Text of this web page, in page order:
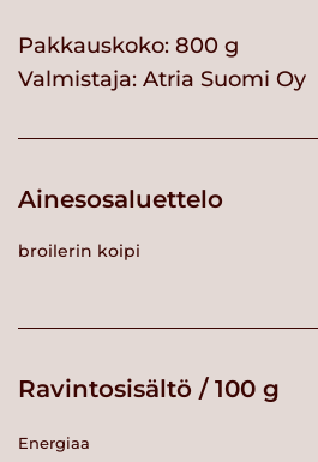
Pakkauskoko: 800 g
Valmistaja: Atria Suomi Oy
Ainesosaluettelo
broilerin koipi
Ravintosisältö / 100 g
Energiaa